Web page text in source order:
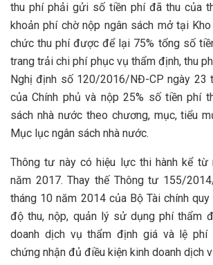
thu phí phải gửi số tiền phí đã thu của
khoản phí chờ nộp ngân sách mở tại
chức thu phí được để lại 75% tổng số
trang trải chi phí phục vụ thẩm định, thu
Nghị định số 120/2016/NĐ-CP ngày 23
của Chính phủ và nộp 25% số tiền phí
sách nhà nước theo chương, mục, tiểu
Mục lục ngân sách nhà nước.
Thông tư này có hiệu lực thi hành kể từ
năm 2017. Thay thế Thông tư 155/
tháng 10 năm 2014 của Bộ Tài chính
độ thu, nộp, quản lý sử dụng phí thẩm
doanh dịch vụ thẩm định giá và lệ
chứng nhận đủ điều kiện kinh doanh dịch